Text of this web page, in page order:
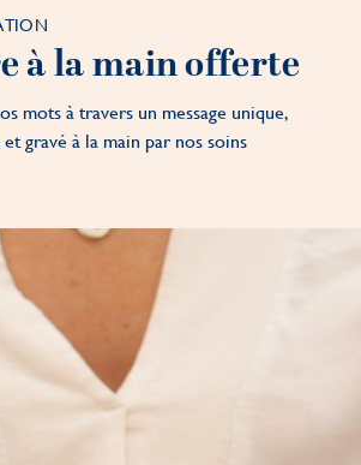
à la main offerte
mots à travers un message unique,
gravé à la main par nos soins